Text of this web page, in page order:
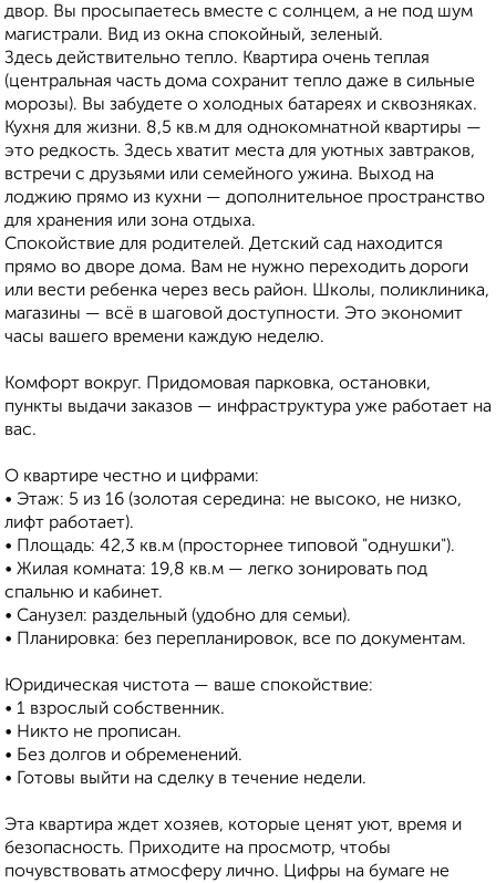
двор. Вы просыпаетесь вместе с солнцем, а не под шум
магистрали. Вид из окна спокойный, зеленый.
Здесь действительно тепло. Квартира очень теплая
(центральная часть дома сохранит тепло даже в сильные
морозы). Вы забудете о холодных батареях и сквозняках.
Кухня для жизни. 8,5 кв.м для однокомнатной квартиры —
это редкость. Здесь хватит места для уютных завтраков,
встречи с друзьями или семейного ужина. Выход на
лоджию прямо из кухни — дополнительное пространство
для хранения или зона отдыха.
Спокойствие для родителей. Детский сад находится
прямо во дворе дома. Вам не нужно переходить дороги
или вести ребенка через весь район. Школы, поликлиника,
магазины — всё в шаговой доступности. Это экономит
часы вашего времени каждую неделю.
Комфорт вокруг. Придомовая парковка, остановки,
пункты выдачи заказов — инфраструктура уже работает на
вас.
О квартире честно и цифрами:
• Этаж: 5 из 16 (золотая середина: не высоко, не низко,
лифт работает).
• Площадь: 42,3 кв.м (просторнее типовой "однушки").
• Жилая комната: 19,8 кв.м — легко зонировать под
спальню и кабинет.
• Санузел: раздельный (удобно для семьи).
• Планировка: без перепланировок, все по документам.
Юридическая чистота — ваше спокойствие:
• 1 взрослый собственник.
• Никто не прописан.
• Без долгов и обременений.
• Готовы выйти на сделку в течение недели.
Эта квартира ждет хозяев, которые ценят уют, время и
безопасность. Приходите на просмотр, чтобы
почувствовать атмосферу лично. Цифры на бумаге не